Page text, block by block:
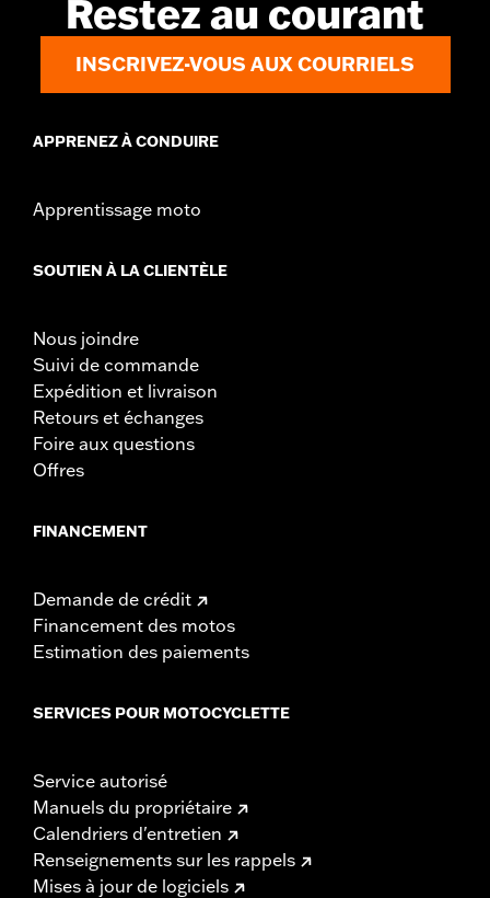
Restez au courant
INSCRIVEZ-VOUS AUX COURRIELS
APPRENEZ À CONDUIRE
Apprentissage moto
SOUTIEN À LA CLIENTÈLE
Nous joindre
Suivi de commande
Expédition et livraison
Retours et échanges
Foire aux questions
Offres
FINANCEMENT
Demande de crédit
Financement des motos
Estimation des paiements
SERVICES POUR MOTOCYCLETTE
Service autorisé
Manuels du propriétaire
Calendriers d'entretien
Renseignements sur les rappels
Mises à jour de logiciels